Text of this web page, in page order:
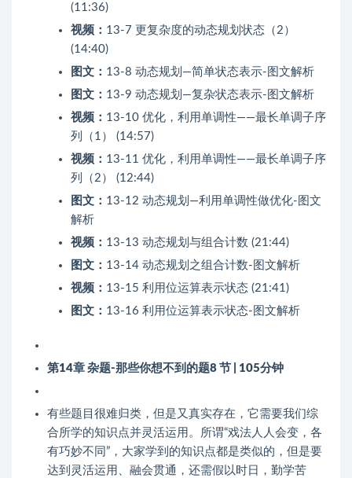
(11:36)
视频： 13-7 更复杂度的动态规划状态（2）
(14:40)
图文： 13-8 动态规划—简单状态表示-图文解析
图文： 13-9 动态规划—复杂状态表示-图文解析
视频： 13-10 优化，利用单调性——最长单调子序
列（1） (14:57)
视频： 13-11 优化，利用单调性——最长单调子序
列（2） (12:44)
图文： 13-12 动态规划—利用单调性做优化-图文
解析
视频： 13-13 动态规划与组合计数 (21:44)
图文： 13-14 动态规划之组合计数-图文解析
视频： 13-15 利用位运算表示状态 (21:41)
图文： 13-16 利用位运算表示状态-图文解析
第14章 杂题-那些你想不到的题8 节 | 105分钟
有些题目很难归类，但是又真实存在，它需要我们综
合所学的知识点并灵活运用。所谓“戏法人人会变，各
有巧妙不同”，大家学到的知识点都是类似的，但是要
达到灵活运用、融会贯通，还需假以时日，勤学苦